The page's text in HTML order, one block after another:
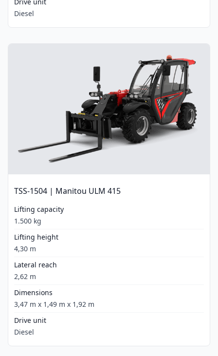
Diesel
TSS-1504 | Manitou ULM 415
Lifting capacity
1.500 kg
Lifting height
4,30 m
Lateral reach
2,62 m
Dimensions
3,47 m x 1,49 m x 1,92 m
Drive unit
Diesel